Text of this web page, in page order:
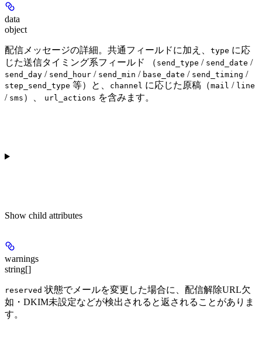
data
object
配信メッセージの詳細。共通フィールドに加え、 type に応
じた送信タイミング系フィールド （ send_type / send_date /
send_day / send_hour / send_min / base_date / send_timing /
step_send_type 等）と、 channel に応じた原稿（mail / line
/ sms ）、 url_actions を含みます。
Show child attributes
warnings
string[]
reserved 状態でメールを変更した場合に、配信解除URL欠
如・DKIM未設定などが検出されると返されることがありま
す。